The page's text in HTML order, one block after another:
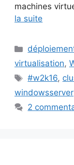
machines
la suite
Catégories
virtualisation,
Étiquettes
#w2k16,
windowsserver
2